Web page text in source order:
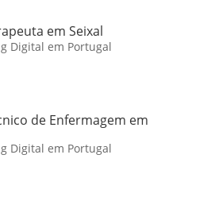
em Seixal
Digital em Portugal
de Enfermagem em
Digital em Portugal